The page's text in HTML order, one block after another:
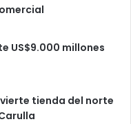
US$9.000 millones
tienda del norte